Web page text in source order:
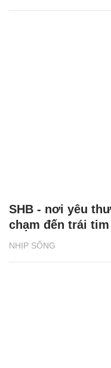
NHỊP SỐNG
SHB - nơi yêu
chạm đến trái tim